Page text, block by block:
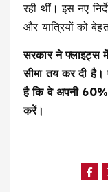
रही थीं। इस नए
और यात्रियों को
सरकार ने फ्लाइट्स
सीमा तय कर दी है।
है कि वे अपनी 60%
करें।